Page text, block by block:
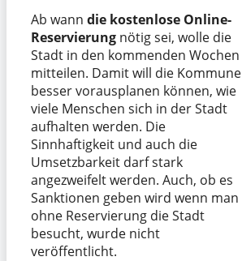
Ab wann die kostenlose Online-
Reservierung nötig sei, wolle die
Stadt in den kommenden Wochen
mitteilen. Damit will die Kommune
besser vorausplanen können, wie
viele Menschen sich in der Stadt
aufhalten werden. Die
Sinnhaftigkeit und auch die
Umsetzbarkeit darf stark
angezweifelt werden. Auch, ob es
Sanktionen geben wird wenn man
ohne Reservierung die Stadt
besucht, wurde nicht
veröffentlicht.